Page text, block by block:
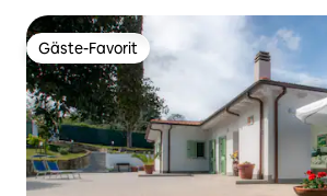
Gäste-Favorit
Gäste-Favorit